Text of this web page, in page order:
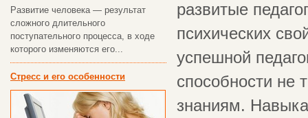
Развитие человека — результат
сложного длительного
поступательного процесса, в ходе
которого изменяются его...
Стресс и его особенности
развитые
психических
успешной
способности не
знаниям.